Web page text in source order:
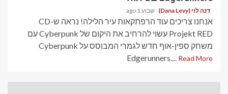
דנה לוי (Dana Levy) שבוע 1 ago
אנחנו צריכים עוד הרפתקאות עיר הלילה! נראה ש-CD
Projekt RED עשוי להרחיב את היקום של Cyberpunk עם
משחק ספין-אוף חדש לגמרי המבוסס על Cyberpunk
Edgerunners.... Read More